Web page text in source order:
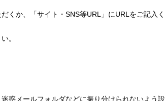
くか、「サイト・SNS等URL」にURLをご記入く
。
惑メールフォルダなどに振り分けられないよう設